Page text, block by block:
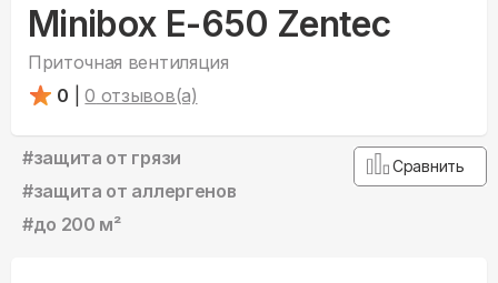
Minibox E-650 Zentec
Приточная вентиляция
0
0 отзывов(а)
#защита от грязи
#защита от аллергенов
#до 200 м²
Сравнить